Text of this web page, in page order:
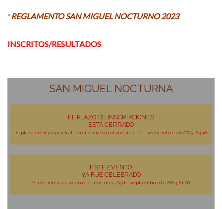
*REGLAMENTO SAN MIGUEL NOCTURNO 2023
INSCRITOS/RESULTADOS